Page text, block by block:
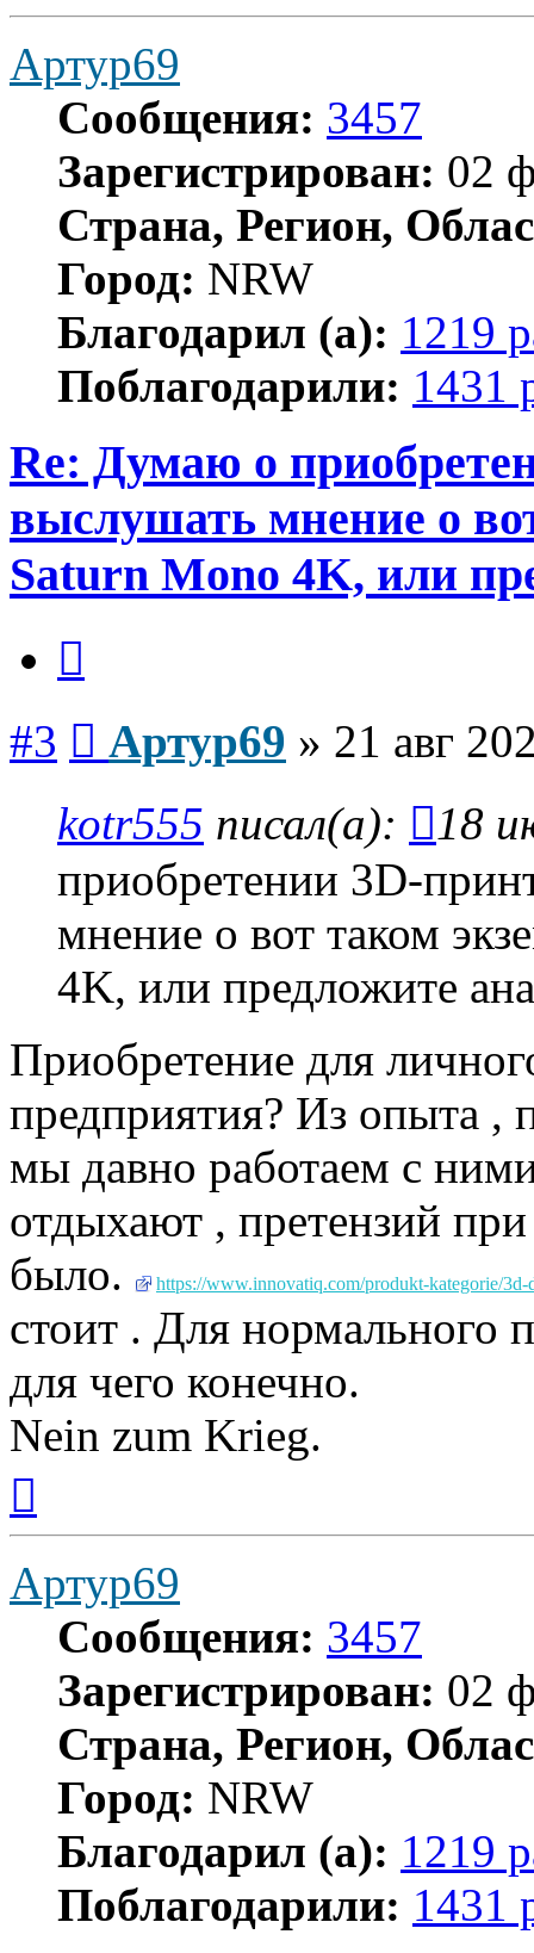
Артур69
Сообщения: 3457
Зарегистрирован: 02
Страна, Регион,
Город: NRW
Благодарил (а): 1219
Поблагодарили: 1431
Re: Думаю о
выслушать мнение о
Saturn Mono 4K, или
#3 Артур69 » 21 авг
kotr555 писал(а):
18
приобретении 3D-
мнение о вот таком
4K, или предложите
Приобретение для
предприятия? Из опыта ,
мы давно работаем с
отдыхают , претензий
было.
https://www.innovatiq.com/produkt-kategorie/3d-
стоит . Для
для чего конечно.
Nein zum Krieg.
началу
Артур69
Сообщения: 3457
Зарегистрирован: 02
Страна, Регион,
Город: NRW
Благодарил (а): 1219
Поблагодарили: 1431